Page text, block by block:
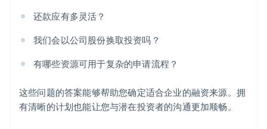
还款应有多灵活？
我们会以公司股份换取投资吗？
有哪些资源可用于复杂的申请流程？
这些问题的答案能够帮助您确定适合企业的融资来源。拥
有清晰的计划也能让您与潜在投资者的沟通更加顺畅。